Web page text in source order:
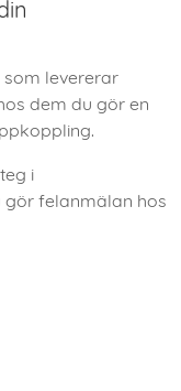
som levererar
dem du gör en
i
gör felanmälan hos